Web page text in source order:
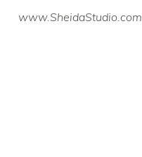
www.SheidaStudio.com